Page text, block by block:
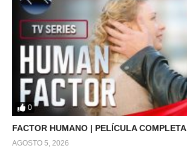
0
FACTOR HUMANO | PELÍCULA COMPLETA
AGOSTO 5, 2026